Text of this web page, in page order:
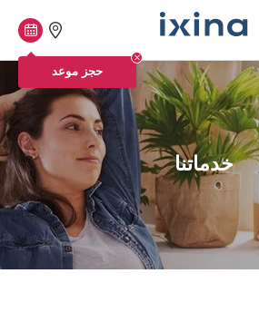
متاجرنا
حجز
موعد
حجز موعد
خدماتنا